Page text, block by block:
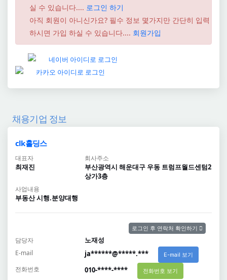
실 수 있습니다.... 로그인 하기
아직 회원이 아니신가요? 필수 정보 몇가지만 간단히 입력
하시면 가입 하실 수 있습니다.... 회원가입
채용기업 정보
clk홀딩스
대표자
최재진
회사주소
부산광역시 해운대구 우동 트럼프월드센텀2
상가3층
사업내용
부동산 시행.분양대행
로그인 후 연락처 확인하기
담당자 노재성
E-mail ja******@*****.*** E-mail 보기
전화번호 010-****-**** 전화번호 보기